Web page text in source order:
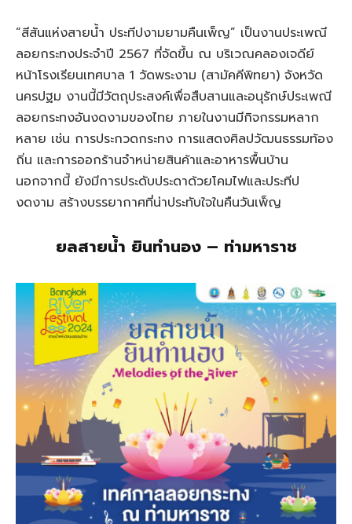
“สีสันแห่งสายน้ำ ประทีปงามยามคืนเพ็ญ” เป็นงานประเพณี
ลอยกระทงประจำปี 2567 ที่จัดขึ้น ณ บริเวณคลองเจดีย์
หน้าโรงเรียนเทศบาล 1 วัดพระงาม (สามัคคีพิทยา) จังหวัด
นครปฐม งานนี้มีวัตถุประสงค์เพื่อสืบสานและอนุรักษ์ประเพณี
ลอยกระทงอันงดงามของไทย ภายในงานมีกิจกรรมหลาก
หลาย เช่น การประกวดกระทง การแสดงศิลปวัฒนธรรมท้อง
ถิ่น และการออกร้านจำหน่ายสินค้าและอาหารพื้นบ้าน
นอกจากนี้ ยังมีการประดับประดาด้วยโคมไฟและประทีป
งดงาม สร้างบรรยากาศที่น่าประทับใจในคืนวันเพ็ญ
ยลสายน้ำ ยินทำนอง – ท่ามหาราช